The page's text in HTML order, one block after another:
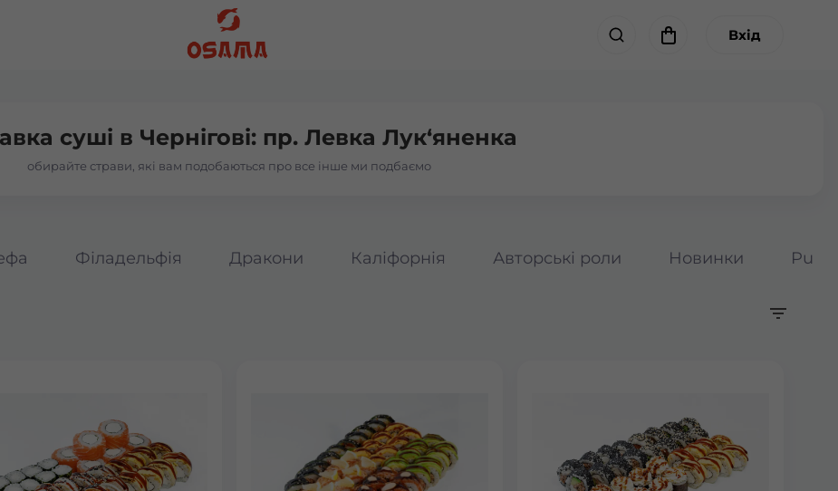
Вхід
суші в Чернігові: пр. Левка Лук‘яненка
обирайте страви, які вам подобаються про все інше ми подбаємо
Філадельфія Дракони Каліфорнія Авторські роли Новинки